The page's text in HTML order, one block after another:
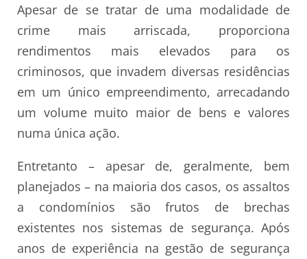
Apesar de se tratar de uma modalidade de
crime mais arriscada, proporciona
rendimentos mais elevados para os
criminosos, que invadem diversas residências
em um único empreendimento, arrecadando
um volume muito maior de bens e valores
numa única ação.
Entretanto – apesar de, geralmente, bem
planejados – na maioria dos casos, os assaltos
a condomínios são frutos de brechas
existentes nos sistemas de segurança. Após
anos de experiência na gestão de segurança